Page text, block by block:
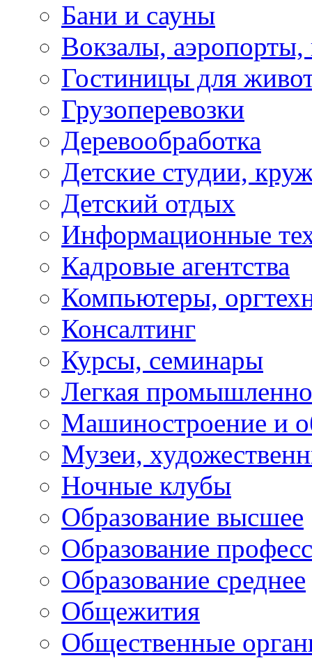
Бани и сауны
Вокзалы,
Гостиницы для
Грузоперевозки
Деревообработка
Детские студии,
Детский отдых
Информационные
Кадровые агентства
Компьютеры,
Консалтинг
Курсы, семинары
Легкая
Машиностроение и
Музеи,
Ночные клубы
Образование высшее
Образование
Образование среднее
Общежития
Общественные